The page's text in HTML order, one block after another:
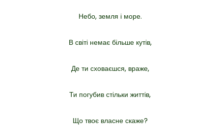
Небо, земля і море.
В світі немає більше кутів,
Де ти сховаєшся, враже,
Ти погубив стільки життів,
Що твоє власне скаже?